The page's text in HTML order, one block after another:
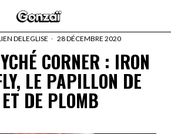
DELEGLISE 28 DÉCEMBRE 2020
CORNER : IRON
LE PAPILLON DE
DE PLOMB